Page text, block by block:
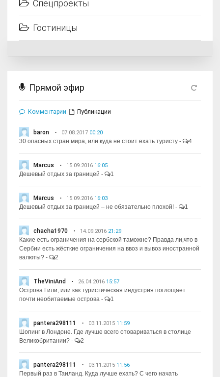
Спецпроекты
Гостиницы
Прямой эфир
Комментарии Публикации
baron 07.08.2017 00:20
30 опасных стран мира, или куда не стоит ехать туристу - 4
Marcus 15.09.2016 16:05
Дешевый отдых за границей - 1
Marcus 15.09.2016 16:03
Дешевый отдых за границей – не обязательно плохой! - 1
chacha1970 14.09.2016 21:29
Какие есть ограничения на сербской таможне? Правда ли,что в
Сербии есть жёсткие ограничения на ввоз и вывоз иностранной
валюты? - 2
TheViniAnd 26.04.2016 15:57
Острова Гили, или как туристическая индустрия поглощает
почти необитаемые острова - 1
pantera298111 03.11.2015 11:59
Шопинг в Лондоне. Где лучше всего отовариваться в столице
Великобритании? - 2
pantera298111 03.11.2015 11:56
Первый раз в Таиланд. Куда лучше ехать? С чего начать